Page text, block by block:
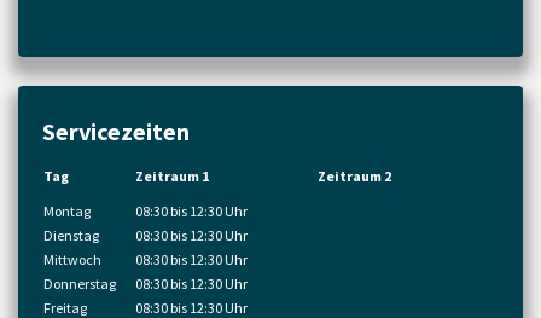
Servicezeiten
Tag Zeitraum 1
Zeitraum 2
Montag
08:30 bis 12:30 Uhr
Dienstag
08:30 bis 12:30 Uhr
Mittwoch
08:30 bis 12:30 Uhr
Donnerstag
08:30 bis 12:30 Uhr
Freitag
08:30 bis 12:30 Uhr